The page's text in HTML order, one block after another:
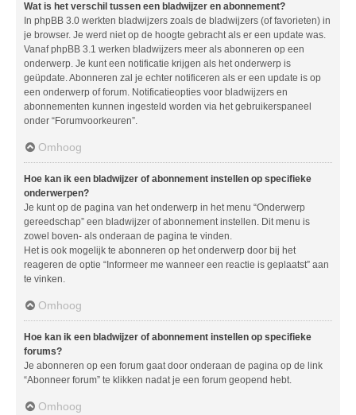
Wat is het verschil tussen een bladwijzer en abonnement?
In phpBB 3.0 werkten bladwijzers zoals de bladwijzers (of favorieten) in
je browser. Je werd niet op de hoogte gebracht als er een update was.
Vanaf phpBB 3.1 werken bladwijzers meer als abonneren op een
onderwerp. Je kunt een notificatie krijgen als het onderwerp is
geüpdate. Abonneren zal je echter notificeren als er een update is op
een onderwerp of forum. Notificatieopties voor bladwijzers en
abonnementen kunnen ingesteld worden via het gebruikerspaneel
onder “Forumvoorkeuren”.
Omhoog
Hoe kan ik een bladwijzer of abonnement instellen op specifieke
onderwerpen?
Je kunt op de pagina van het onderwerp in het menu “Onderwerp
gereedschap” een bladwijzer of abonnement instellen. Dit menu is
zowel boven- als onderaan de pagina te vinden.
Het is ook mogelijk te abonneren op het onderwerp door bij het
reageren de optie “Informeer me wanneer een reactie is geplaatst” aan
te vinken.
Omhoog
Hoe kan ik een bladwijzer of abonnement instellen op specifieke
forums?
Je abonneren op een forum gaat door onderaan de pagina op de link
“Abonneer forum” te klikken nadat je een forum geopend hebt.
Omhoog